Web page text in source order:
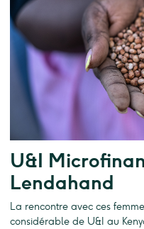
U&I
Lendahand
La rencontre avec ces
considérable de U&I au